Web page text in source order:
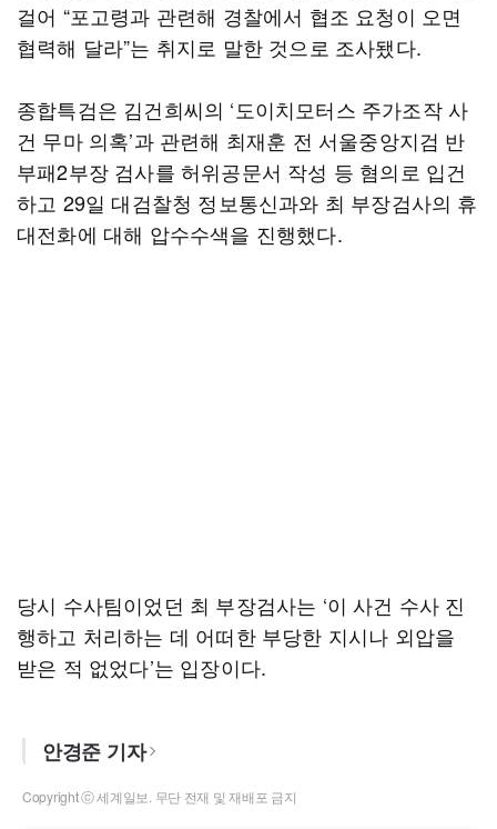
걸어 “포고령과 관련해 경찰에서 협조 요청이 오면
협력해 달라”는 취지로 말한 것으로 조사됐다.
종합특검은 김건희씨의 ‘도이치모터스 주가조작 사
건 무마 의혹’과 관련해 최재훈 전 서울중앙지검 반
부패2부장 검사를 허위공문서 작성 등 혐의로 입건
하고 29일 대검찰청 정보통신과와 최 부장검사의 휴
대전화에 대해 압수수색을 진행했다.
당시 수사팀이었던 최 부장검사는 ‘이 사건 수사 진
행하고 처리하는 데 어떠한 부당한 지시나 외압을
받은 적 없었다’는 입장이다.
안경준 기자
Copyright ⓒ 세계일보. 무단 전재 및 재배포 금지